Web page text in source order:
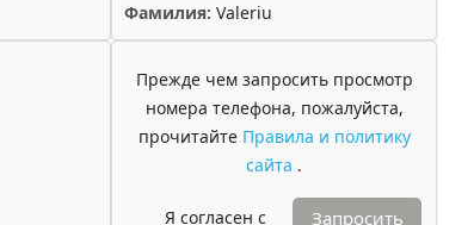
Фамилия: Valeriu
Прежде чем запросить просмотр
номера телефона, пожалуйста,
прочитайте Правила и политику
сайта .
Я согласен с Запросить